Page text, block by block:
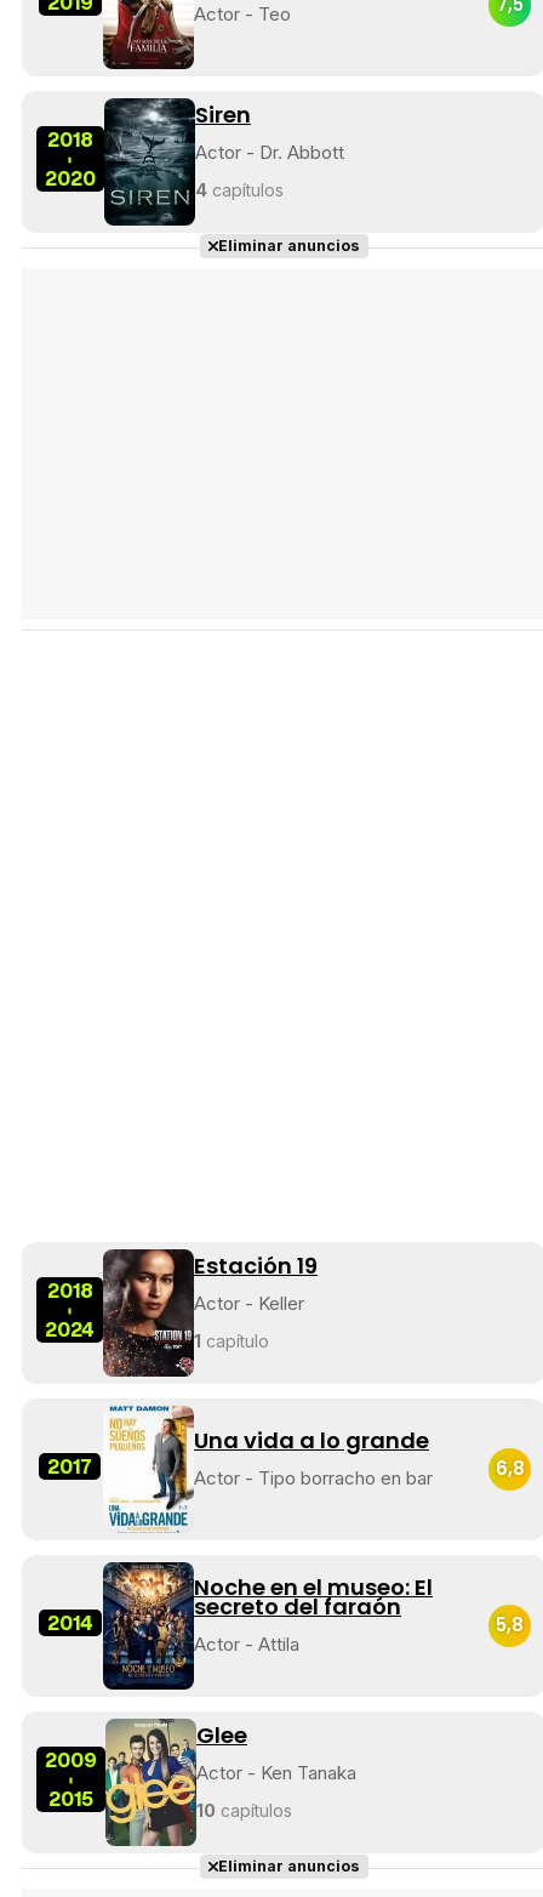
Actor - Teo
2018
-
2020
Siren
Actor - Dr. Abbott
4 capítulos
Eliminar anuncios
2018
-
2024
Estación 19
Actor - Keller
1 capítulo
2017
Una vida a lo grande
Actor - Tipo borracho en bar 6,8
2014
Noche en el museo: El
secreto del faraón
Actor - Attila
5,8
2009
-
2015
Glee
Actor - Ken Tanaka
10 capítulos
Eliminar anuncios